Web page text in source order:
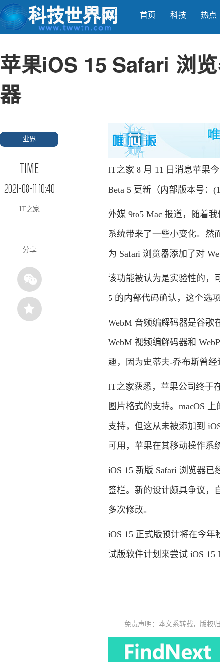
首页 科技 热点
苹果iOS 15 Safari 浏
器
业界
TIME
2021-08-11 10:40
IT之家
分享
IT之家 8 月 11 日消息苹果
Beta 5 更新（内部版本号：
外媒 9to5 Mac 报道，随着
系统带来了一些小变化。然
为 Safari 浏览器添加了对
该功能被认为是实验性的，
5 的内部代码确认，这个选
WebM 音频编解码器是谷歌
WebM 视频编解码器和
趣，因为史蒂夫-乔布斯曾
IT之家获悉，苹果公司终于
图片格式的支持。macOS
支持，但这从未被添加到
可用，苹果在其移动操作系
iOS 15 新版 Safari 浏览器已
签栏。新的设计颇具争议，
多次修改。
iOS 15 正式版预计将在今年
试版软件计划来尝试 iOS 15
免责声明：本文系转载，版权